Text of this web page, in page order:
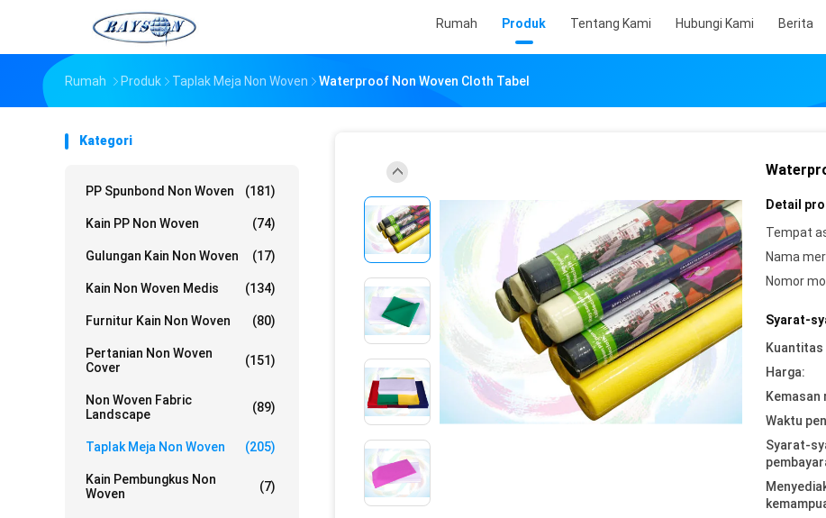
Rumah Produk Tentang Kami Hubungi Kami Berita
Rumah Produk Taplak Meja Non Woven Waterproof Non Woven Cloth Tabel
Kategori
PP Spunbond Non Woven (181)
Kain PP Non Woven (74)
Gulungan Kain Non Woven (17)
Kain Non Woven Medis (134)
Furnitur Kain Non Woven (80)
Pertanian Non Woven
Cover
(151)
Non Woven Fabric
Landscape
(89)
Taplak Meja Non Woven (205)
Kain Pembungkus Non
Woven
(7)
Detail
Tempat
Nama
Nomor
Syarat-
Kuantitas
Harga:
Kemasan
Waktu
Syarat-